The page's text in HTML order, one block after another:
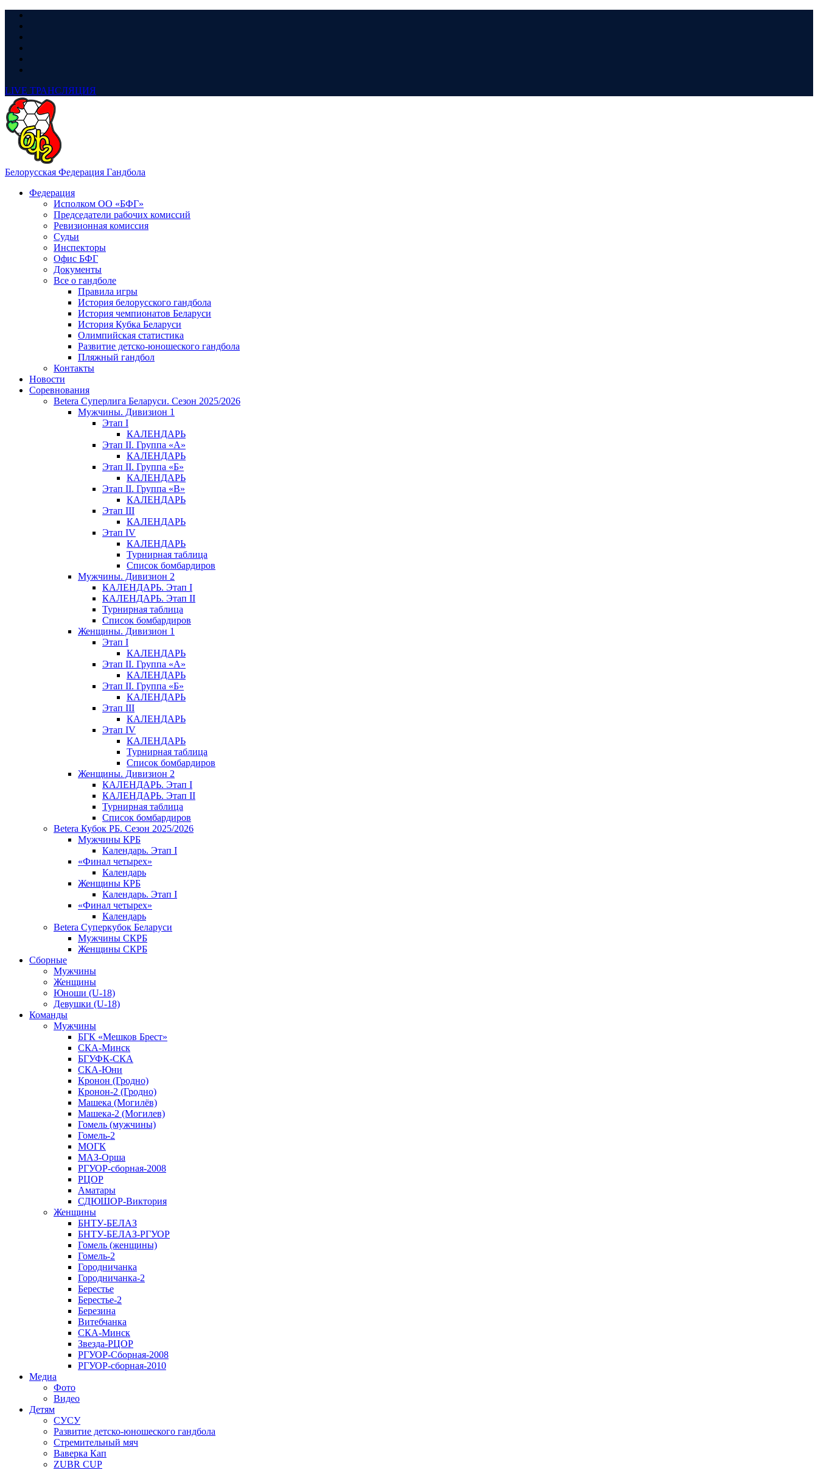
LIVE ТРАНСЛЯЦИЯ
Белорусская Федерация Гандбола
Федерация
Исполком ОО «БФГ»
Председатели рабочих комиссий
Ревизионная комиссия
Судьи
Инспекторы
Офис БФГ
Документы
Все о гандболе
Правила игры
История белорусского гандбола
История чемпионатов Беларуси
История Кубка Беларуси
Олимпийская статистика
Развитие детско-юношеского гандбола
Пляжный гандбол
Контакты
Новости
Соревнования
Betera Суперлига Беларуси. Сезон 2025/2026
Мужчины. Дивизион 1
Этап I
КАЛЕНДАРЬ
Этап II. Группа «А»
КАЛЕНДАРЬ
Этап II. Группа «Б»
КАЛЕНДАРЬ
Этап II. Группа «В»
КАЛЕНДАРЬ
Этап III
КАЛЕНДАРЬ
Этап IV
КАЛЕНДАРЬ
Турнирная таблица
Список бомбардиров
Мужчины. Дивизион 2
КАЛЕНДАРЬ. Этап I
КАЛЕНДАРЬ. Этап II
Турнирная таблица
Список бомбардиров
Женщины. Дивизион 1
Этап I
КАЛЕНДАРЬ
Этап II. Группа «А»
КАЛЕНДАРЬ
Этап II. Группа «Б»
КАЛЕНДАРЬ
Этап III
КАЛЕНДАРЬ
Этап IV
КАЛЕНДАРЬ
Турнирная таблица
Список бомбардиров
Женщины. Дивизион 2
КАЛЕНДАРЬ. Этап I
КАЛЕНДАРЬ. Этап II
Турнирная таблица
Список бомбардиров
Betera Кубок РБ. Сезон 2025/2026
Мужчины КРБ
Календарь. Этап I
«Финал четырех»
Календарь
Женщины КРБ
Календарь. Этап I
«Финал четырех»
Календарь
Betera Суперкубок Беларуси
Мужчины СКРБ
Женщины СКРБ
Сборные
Мужчины
Женщины
Юноши (U-18)
Девушки (U-18)
Команды
Мужчины
БГК «Мешков Брест»
СКА-Минск
БГУФК-СКА
СКА-Юни
Кронон (Гродно)
Кронон-2 (Гродно)
Машека (Могилёв)
Машека-2 (Могилев)
Гомель (мужчины)
Гомель-2
МОГК
МАЗ-Орша
РГУОР-сборная-2008
РЦОР
Аматары
СДЮШОР-Виктория
Женщины
БНТУ-БЕЛАЗ
БНТУ-БЕЛАЗ-РГУОР
Гомель (женщины)
Гомель-2
Городничанка
Городничанка-2
Берестье
Берестье-2
Березина
Витебчанка
СКА-Минск
Звезда-РЦОР
РГУОР-Сборная-2008
РГУОР-сборная-2010
Медиа
Фото
Видео
Детям
СУСУ
Развитие детско-юношеского гандбола
Стремительный мяч
Ваверка Кап
ZUBR CUP